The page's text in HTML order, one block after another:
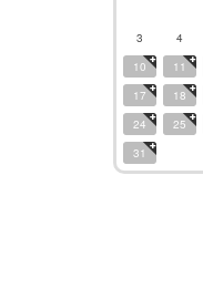
3
4
10
11
17
18
24
25
31